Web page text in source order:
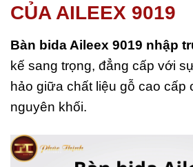
CỦA AILEEX 9019
Bàn bida Aileex 9019 nhập
kế sang trọng, đẳng cấp với
hảo giữa chất liệu gỗ cao cấp
nguyên khối.